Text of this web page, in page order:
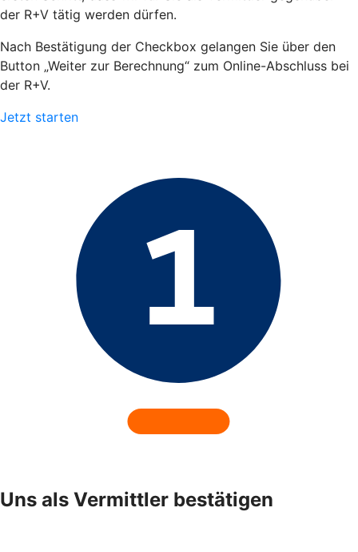
der R+V tätig werden dürfen.
Nach Bestätigung der Checkbox gelangen Sie über den
Button „Weiter zur Berechnung“ zum Online-Abschluss bei
der R+V.
Jetzt starten
Uns als Vermittler bestätigen